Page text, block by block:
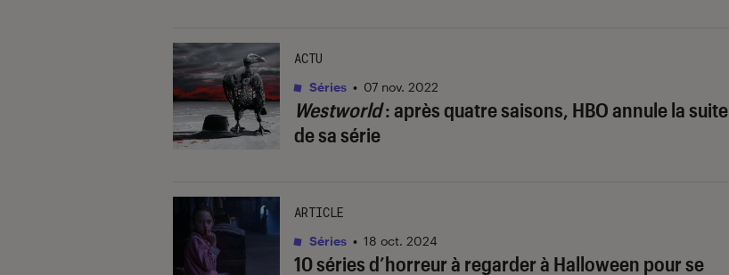
Westworld: après quatre saisons, HBO annule la suite
de sa série
ACTU
Séries • 07 nov. 2022
10 séries d’horreur à regarder à Halloween pour se
ARTICLE
Séries • 18 oct. 2024